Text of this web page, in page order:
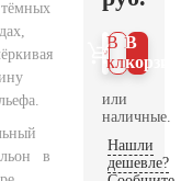
в
В
В 1
клик
или
наличные.
Нашли
дешевле?